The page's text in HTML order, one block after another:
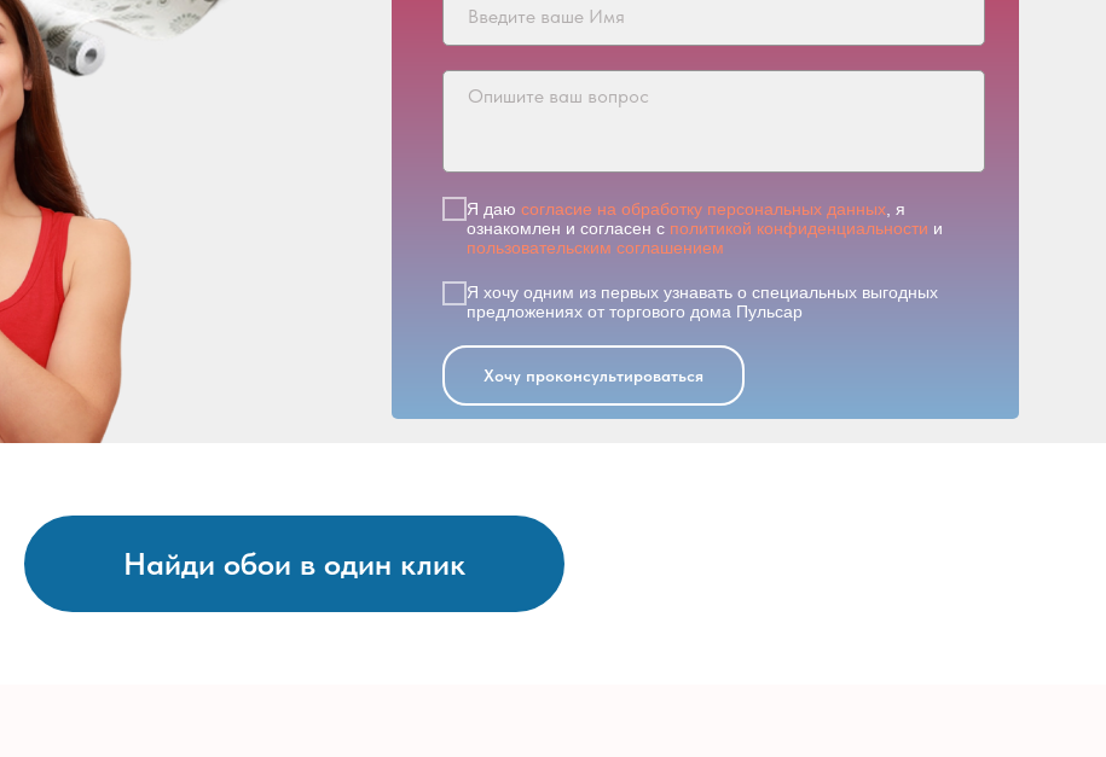
Я даю согласие на обработку персональных данных , я
ознакомлен и согласен с политикой конфиденциальности и
пользовательским соглашением
Я хочу одним из первых узнавать о специальных выгодных
предложениях от торгового дома Пульсар
Хочу проконсультироваться
Найди обои в один клик